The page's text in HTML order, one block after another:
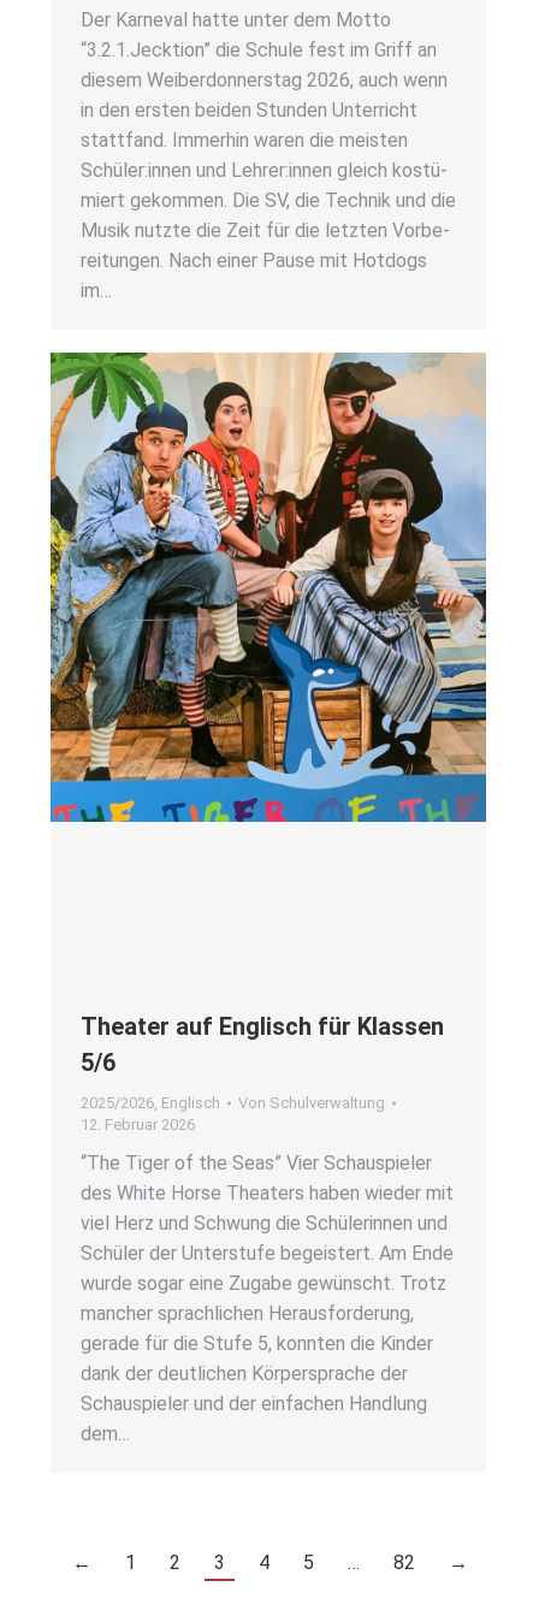
Der Kar­ne­val hat­te unter dem Mot­to
“3.2.1.Jecktion” die Schu­le fest im Griff an
die­sem Wei­ber­don­ners­tag 2026, auch wenn
in den ers­ten bei­den Stun­den Unter­richt
statt­fand. Immer­hin waren die meis­ten
Schüler:innen und Lehrer:innen gleich kos­tü­
miert gekom­men. Die SV, die Tech­nik und die
Musik nutz­te die Zeit für die letz­ten Vor­be­
rei­tun­gen. Nach einer Pau­se mit Hot­dogs
im…
Thea­ter auf Eng­lisch für Klas­sen
5/6
2025/2026, Englisch Von Schulverwaltung
12. Februar 2026
“The Tiger of the Seas” Vier Schau­spie­ler
des White Hor­se Thea­ters haben wie­der mit
viel Herz und Schwung die Schü­le­rin­nen und
Schü­ler der Unter­stu­fe begeis­tert. Am Ende
wur­de sogar eine Zuga­be gewünscht. Trotz
man­cher sprach­li­chen Her­aus­for­de­rung,
gera­de für die Stu­fe 5, konn­ten die Kin­der
dank der deut­li­chen Kör­per­spra­che der
Schau­spie­ler und der ein­fa­chen Hand­lung
dem…
← 1 2 3 4 5 … 82 →